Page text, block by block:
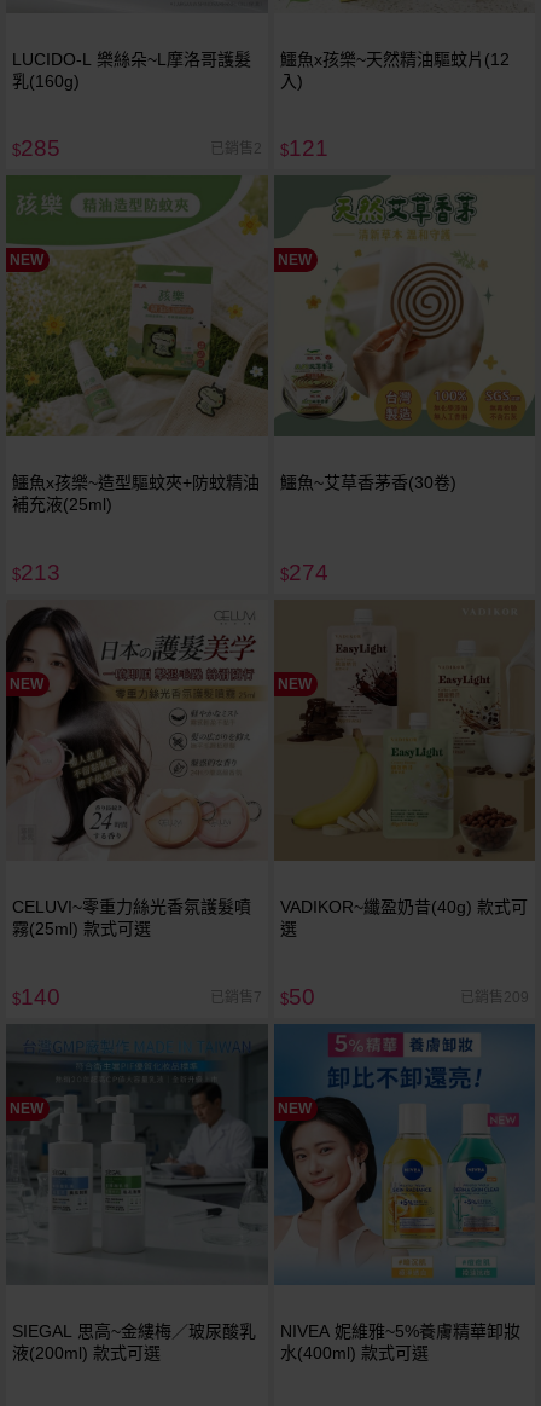
LUCIDO-L 樂絲朵~L摩洛哥護髮
乳(160g)
$285 已銷售2
鱷魚x孩樂~天然精油驅蚊片(12
入)
$121
NEW
鱷魚x孩樂~造型驅蚊夾+防蚊精油
補充液(25ml)
$213
NEW
鱷魚~艾草香茅香(30卷)
$274
NEW
CELUVI~零重力絲光香氛護髮噴
霧(25ml) 款式可選
$140 已銷售7
NEW
VADIKOR~纖盈奶昔(40g) 款式可
選
$50 已銷售209
NEW
SIEGAL 思高~金縷梅／玻尿酸乳
液(200ml) 款式可選
NEW
NIVEA 妮維雅~5%養膚精華卸妝
水(400ml) 款式可選